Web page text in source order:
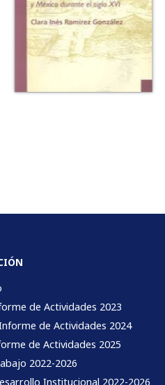
de Actividades 2023
de Actividades 2024
de Actividades 2025
2022-2026
Institucional 2022-2026